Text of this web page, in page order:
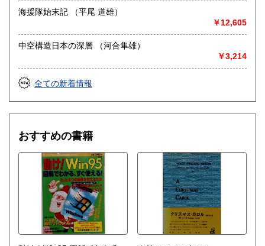
海援隊始末記 （平尾 道雄）
￥12,605
中空構造日本の深層 （河合隼雄）
￥3,214
全ての新着情報
おすすめの書籍